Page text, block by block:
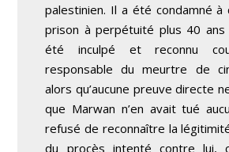
palestinien. Il a été condamné à
prison à perpétuité plus 40
été inculpé et reconnu
responsable du meurtre de
alors qu’aucune preuve directe
que Marwan n’en avait tué
refusé de reconnaître la
du procès intenté contre lui,